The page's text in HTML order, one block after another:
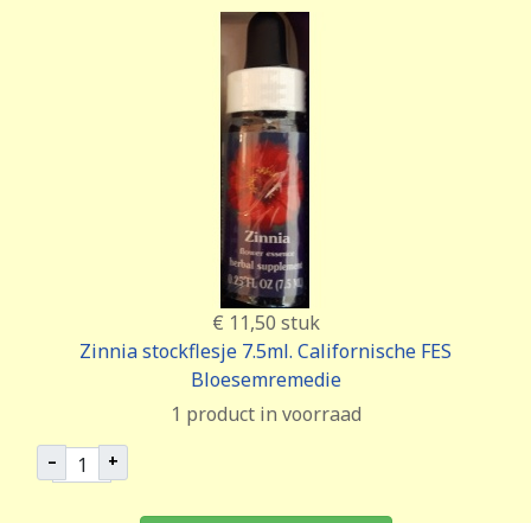
€ 11,50 stuk
Zinnia stockflesje 7.5ml. Californische FES
Bloesemremedie
1 product in voorraad
– +